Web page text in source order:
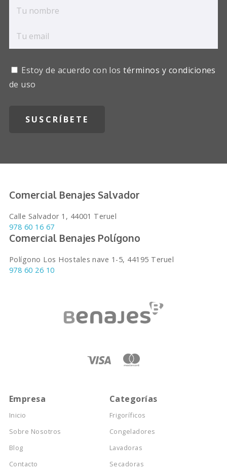
Estoy de acuerdo con lostérminos y condiciones
de uso
Comercial Benajes Salvador
Calle Salvador 1, 44001 Teruel
978 60 16 67
Comercial Benajes Polígono
Polígono Los Hostales nave 1-5, 44195 Teruel
978 60 26 10
Empresa
Inicio
Sobre Nosotros
Blog
Contacto
Categorías
Frigoríficos
Congeladores
Lavadoras
Secadoras